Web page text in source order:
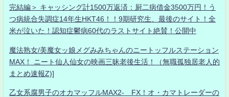
完結編＞ キャッシング計1500万返済：厨二病借金3500万円！う
つ病統合失調症14年生HKT46！！9期研究生、最後のサイト！全
米が泣いた！認知症鬱病60代のラストサイト絶賛！公開中
魔法熟女/美魔女ッ娘メグみみちゃんのニートッフルステーション
MAX！ ニート仙人仙女の映画三昧老後生活！（無職孤独居老人的
まとめ速報Z)]
乙女系腐男子のオカマッフルMAX2- FX！オ・カマトレーダーの